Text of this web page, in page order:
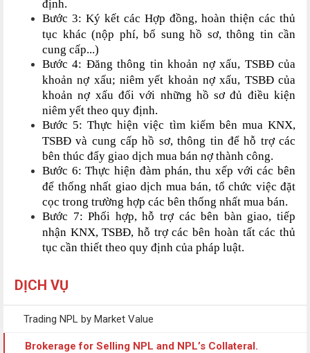
DỊCH VỤ
Trading NPL by Market Value
Brokerage for Selling NPL and NPL’s Collateral.
định.
Bước 3: Ký kết các Hợp đồng, hoàn thiện các thủ
tục khác (nộp phí, bổ sung hồ sơ, thông tin cần
cung cấp...)
Bước 4: Đăng thông tin khoản nợ xấu, TSBĐ của
khoản nợ xấu; niêm yết khoản nợ xấu, TSBĐ của
khoản nợ xấu đối với những hồ sơ đủ điều kiện
niêm yết theo quy định.
Bước 5:Thực hiện việc tìm kiếm bên mua KNX,
TSBĐ và cung cấp hồ sơ, thông tin để hỗ trợ các
bên thúc đẩy giao dịch mua bán nợ thành công.
Bước 6: Thực hiện đàm phán, thu xếp với các bên
để thống nhất giao dịch mua bán, tổ chức việc đặt
cọc trong trường hợp các bên thống nhất mua bán.
Bước 7: Phối hợp, hỗ trợ các bên bàn giao, tiếp
nhận KNX, TSBĐ, hỗ trợ các bên hoàn tất các thủ
tục cần thiết theo quy định của pháp luật.